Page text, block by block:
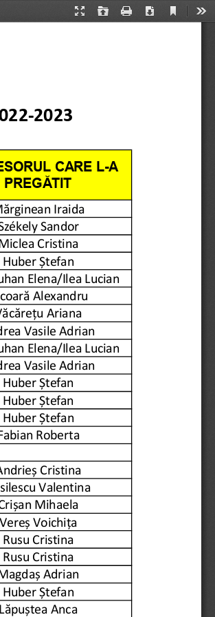
Presentation
Open Print Download
Current
CARE L-A
PREGĂTIT
Iraida
Sandor
Cristina
Huber Ștefan
Elena/Ilea Lucian
Alexandru
Ariana
Vasile Adrian
Elena/Ilea Lucian
Vasile Adrian
Huber Ștefan
Huber Ștefan
Huber Ștefan
Roberta
Cristina
Valentina
Mihaela
Vereș Voichița
Rusu Cristina
Rusu Cristina
Adrian
Huber Ștefan
Lăpuștea Anca
2023